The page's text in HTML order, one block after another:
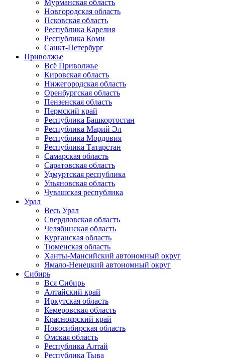
Мурманская область
Новгородская область
Псковская область
Республика Карелия
Республика Коми
Санкт-Петербург
Приволжье
Всё Приволжье
Кировская область
Нижегородская область
Оренбургская область
Пензенская область
Пермский край
Республика Башкортостан
Республика Марий Эл
Республика Мордовия
Республика Татарстан
Самарская область
Саратовская область
Удмуртская республика
Ульяновская область
Чувашская республика
Урал
Весь Урал
Свердловская область
Челябинская область
Курганская область
Тюменская область
Ханты-Мансийский автономный округ
Ямало-Ненецкий автономный округ
Сибирь
Вся Сибирь
Алтайский край
Иркутская область
Кемеровская область
Красноярский край
Новосибирская область
Омская область
Республика Алтай
Республика Тыва